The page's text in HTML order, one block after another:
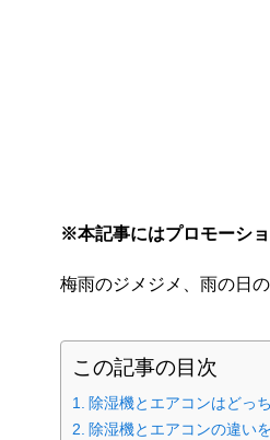
※本記事にはプロモーシ
梅雨のジメジメ、雨の日
この記事の目次
除湿機とエアコンはどっ
除湿機とエアコンの違い